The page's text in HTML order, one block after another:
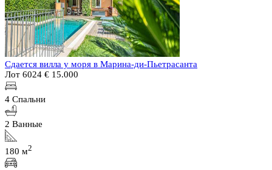
Сдается вилла у моря в Марина-ди-Пьетрасанта
Лот 6024 € 15.000
4 Спальни
2 Ванные
180 м2